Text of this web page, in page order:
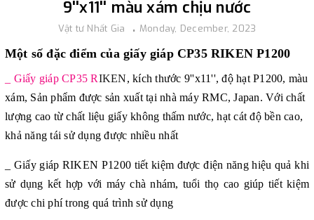
9''x11'' màu xám chịu nước
Vật tư Nhất Gia Monday, December, 2023
Một số đặc điểm của giấy giáp CP35 RIKEN P1200
_ Giấy giáp CP35 RIKEN, kích thước 9''x11'', độ hạt P1200, màu
xám, Sản phẩm được sản xuất tại nhà máy RMC, Japan. Với chất
lượng cao từ chất liệu giấy không thấm nước, hạt cát độ bền cao,
khả năng tái sử dụng được nhiều nhất
_ Giấy giáp RIKEN P1200 tiết kiệm được điện năng hiệu quả khi
sử dụng kết hợp với máy chà nhám, tuổi thọ cao giúp tiết kiệm
được chi phí trong quá trình sử dụng